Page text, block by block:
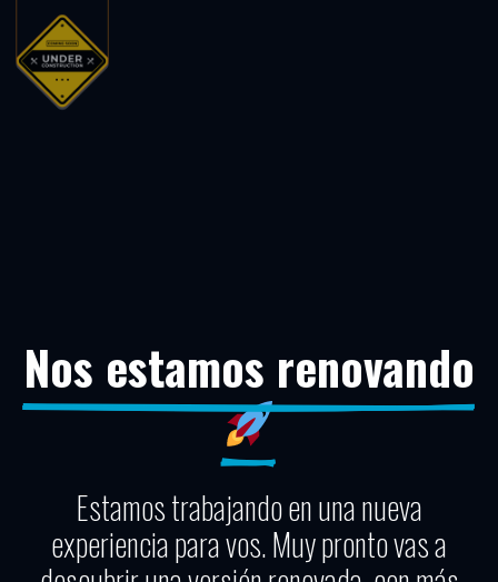
Nos estamos renovando
Estamos trabajando en una nueva
experiencia para vos. Muy pronto vas a